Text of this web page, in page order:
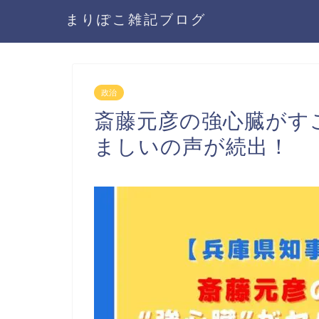
まりぽこ雑記ブログ
政治
斎藤元彦の強心臓が
ましいの声が続出！